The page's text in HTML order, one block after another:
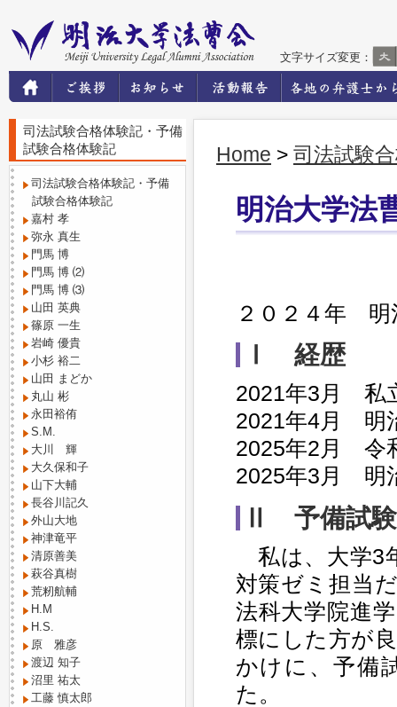
文字サイズ変更：
Home > 司法試験
明治大学法
２０２４年
Ⅰ 経歴
2021年3月 私
2021年4月 明
2025年2月 令
2025年3月 明
Ⅱ 予備試
私は、大学3
対策ゼミ担当
法科大学院進
標にした方が
かけに、予備
た。
司法試験合格体験記・予備
試験合格体験記
司法試験合格体験記・予備
試験合格体験記
嘉村 孝
弥永 真生
門馬 博
門馬 博 ⑵
門馬 博 ⑶
山田 英典
篠原 一生
岩崎 優貴
小杉 裕二
山田 まどか
丸山 彬
永田裕侑
S.M.
大川 輝
大久保和子
山下大輔
長谷川記久
外山大地
神津竜平
清原善美
萩谷真樹
荒籾航輔
H.M
H.S.
原 雅彦
渡辺 知子
沼里 祐太
工藤 慎太郎